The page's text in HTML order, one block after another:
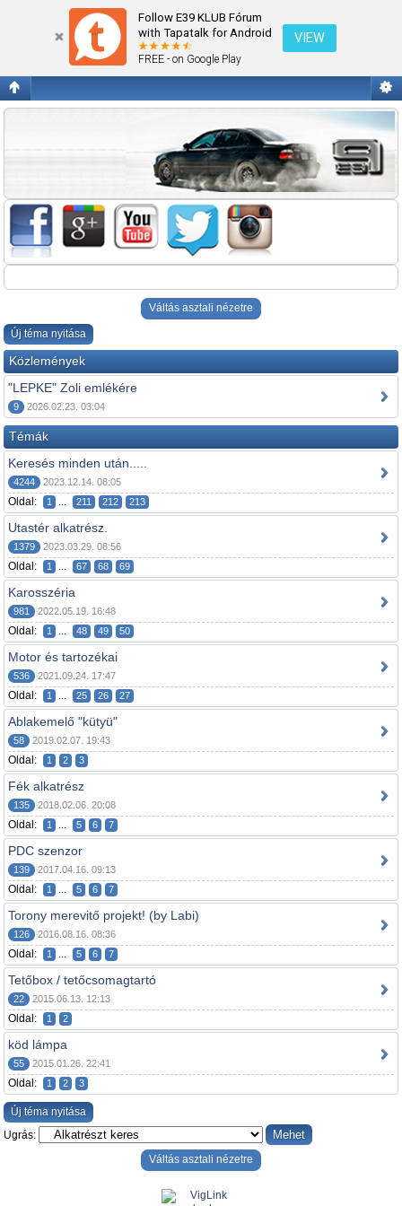
Follow E39 KLUB Fórum
with Tapatalk for Android
FREE - on Google Play
VIEW
Alkatrészt keres
Váltás asztali nézetre
Új téma nyitása
Közlemények
"LEPKE" Zoli emlékére
9 2026.02.23. 03:04
Témák
Keresés minden után.....
4244 2023.12.14. 08:05
Oldal: 1 ... 211 212 213
Utastér alkatrész.
1379 2023.03.29. 08:56
Oldal: 1 ... 67 68 69
Karosszéria
981 2022.05.19. 16:48
Oldal: 1 ... 48 49 50
Motor és tartozékai
536 2021.09.24. 17:47
Oldal: 1 ... 25 26 27
Ablakemelő "kütyü"
58 2019.02.07. 19:43
Oldal: 1 2 3
Fék alkatrész
135 2018.02.06. 20:08
Oldal: 1 ... 5 6 7
PDC szenzor
139 2017.04.16. 09:13
Oldal: 1 ... 5 6 7
Torony merevitő projekt! (by Labi)
126 2016.08.16. 08:36
Oldal: 1 ... 5 6 7
Tetőbox / tetőcsomagtartó
22 2015.06.13. 12:13
Oldal: 1 2
köd lámpa
55 2015.01.26. 22:41
Oldal: 1 2 3
Új téma nyitása
Ugrás:
Váltás asztali nézetre